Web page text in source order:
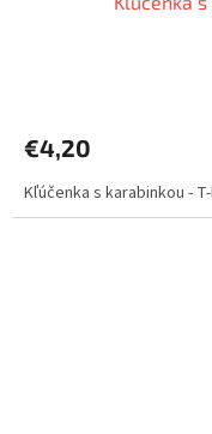
€4,20
Kľúčenka s karabinkou -